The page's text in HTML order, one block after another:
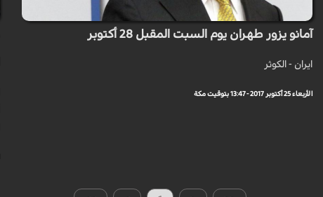
آمانو يزور طهران يوم السبت المقبل 28 أكتوبر
ايران - الكوثر
الأربعاء 25 أكتوبر 2017 - 13:47 بتوقيت مكة